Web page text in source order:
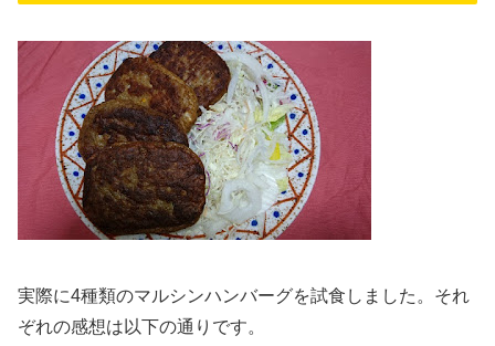
実際に4種類のマルシンハンバーグを試食しました。それ
ぞれの感想は以下の通りです。